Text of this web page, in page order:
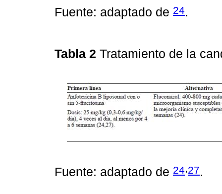
Fuente: adaptado de 24.
Tabla 2 Tratamiento de la
Fuente: adaptado de 24,27.